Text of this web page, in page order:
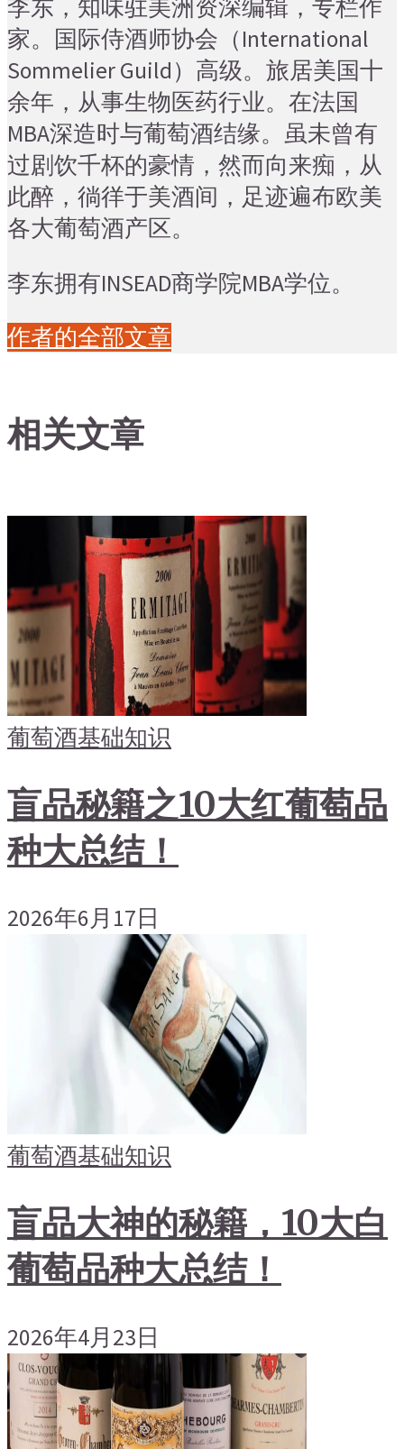
李东，知味驻美洲资深编辑，专栏作
家。国际侍酒师协会（International
Sommelier Guild）高级。旅居美国十
余年，从事生物医药行业。在法国
MBA深造时与葡萄酒结缘。虽未曾有
过剧饮千杯的豪情，然而向来痴，从
此醉，徜徉于美酒间，足迹遍布欧美
各大葡萄酒产区。
李东拥有INSEAD商学院MBA学位。
作者的全部文章
相关文章
葡萄酒基础知识
盲品秘籍之10大红葡萄品
种大总结！
2026年6月17日
葡萄酒基础知识
盲品大神的秘籍，10大白
葡萄品种大总结！
2026年4月23日